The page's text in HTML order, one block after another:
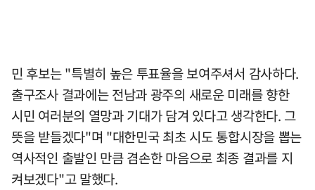
민 후보는 "특별히 높은 투표율을 보여주셔서 감사하다.
출구조사 결과에는 전남과 광주의 새로운 미래를 향한
시민 여러분의 열망과 기대가 담겨 있다고 생각한다. 그
뜻을 받들겠다"며 "대한민국 최초 시도 통합시장을 뽑는
역사적인 출발인 만큼 겸손한 마음으로 최종 결과를 지
켜보겠다"고 말했다.